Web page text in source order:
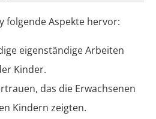
folgende Aspekte hervor:
eigenständige Arbeiten
Kinder.
das die Erwachsenen
Kindern zeigten.